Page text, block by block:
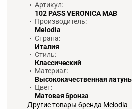
Артикул:
102 PASS VERONICA MAB
Производитель:
Melodia
Страна:
Италия
Стиль:
Классический
Материал:
Высококачественная латунь
Цвет:
Матовая бронза
Другие товары бренда Melodia